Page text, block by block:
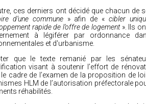
ces derniers ont décidé que chacun de
d’une commune» afin de «cibler
rapide de l’offre de logement». Ils
à légiférer par ordonnance
et d'urbanisme.
que le texte remanié par les
visant à soutenir l’effort de
cadre de l’examen de la proposition de
HLM de l’autorisation préfectorale
réhabilités.